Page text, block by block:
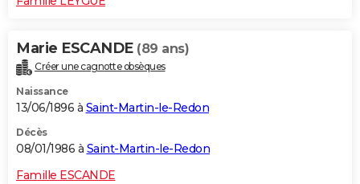
Marie ESCANDE (89 ans)
Créer une cagnotte obsèques
Naissance
13/06/1896 à Saint-Martin-le-Redon
Décès
08/01/1986 à Saint-Martin-le-Redon
Famille ESCANDE